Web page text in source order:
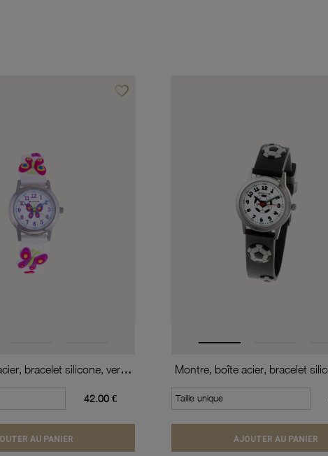
favorite_borderAjouter à vos favoris
Montre, boîte acier, bracelet silicone, verre minéral, kids
42.00 €
AU PANIER
Taille unique
AJOUTER AU PANIER